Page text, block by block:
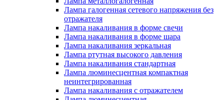
Лампа галогенная сетевого напряжения без
отражателя
Лампа накаливания в форме свечи
Лампа накаливания в форме шара
Лампа накаливания зеркальная
Лампа ртутная высокого давления
Лампа накаливания стандартная
Лампа люминесцентная компактная
неинтегрированная
Лампа накаливания с отражателем